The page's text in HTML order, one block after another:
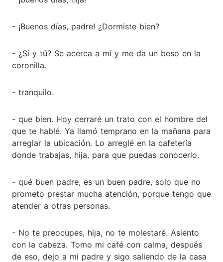
- ¡Buenos días, padre! ¿Dormiste bien?
- ¿Sí y tú? Se acerca a mí y me da un beso en la
coronilla.
- tranquilo.
- que bien. Hoy cerraré un trato con el hombre del
que te hablé. Ya llamó temprano en la mañana para
arreglar la ubicación. Lo arreglé en la cafetería
donde trabajas, hija, para que puedas conocerlo.
- qué buen padre, es un buen padre, solo que no
prometo prestar mucha atención, porque tengo que
atender a otras personas.
- No te preocupes, hija, no te molestaré. Asiento
con la cabeza. Tomo mi café con calma, después
de eso, dejo a mi padre y sigo saliendo de la casa